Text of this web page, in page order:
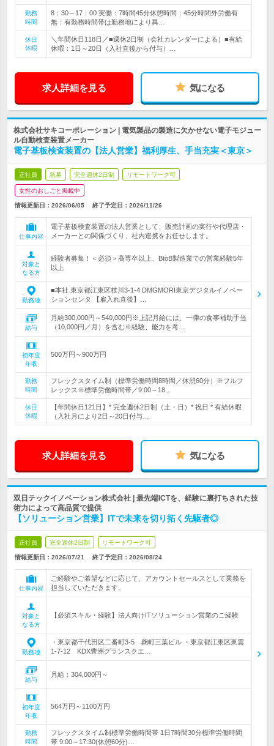
勤務
時間
8：30～17：00 実働：7時間45分休憩時間：45分時間外労働有
無：有勤務時間帯は勤務地により異…
休日
休暇
＼年間休日118日／■週休2日制（会社カレンダーによる）■有給
休暇：1日～20日（入社直後から付与）…
求人詳細を見る 気になる
株式会社サキコーポレーション | 電気製品の製造に欠かせない電子モジュー
ル自動検査装置メーカー
電子基板検査装置の【法人営業】福利厚生、手当充実＜東京＞
正社員 急募 完全週休2日制 リモートワーク可
女性のおしごと掲載中
情報更新日：2026/06/05 終了予定日： 2026/11/26
仕事内容
電子基板検査装置の法人営業として、販売計画の実行や代理店・
メーカーとの関係づくり、社内連携をお任せします。
対象と
なる方
経験者募集！＜必須＞高専卒以上、BtoB製造業での営業経験5年
以上
勤務地
■本社 東京都江東区枝川3-1-4 DMGMORI東京デジタルイノベー
ションセンタ 【雇入れ直後】…
給与
月給300,000円～540,000円※上記月給には、一律の食事補助手当
（10,000円／月）を含む※経験、能力を考…
初年度
年収
500万円～900万円
勤務
時間
フレックスタイム制（標準労働時間8時間／休憩60分）※フルフ
レックス※標準労働時間帯／9:00～18…
休日
休暇
【年間休日121日】* 完全週休2日制（土・日）* 祝日 * 有給休暇
（入社月により2日～20日付与…
求人詳細を見る 気になる
双日テックイノベーション株式会社 | 最先端ICTを、経験に裏打ちされた技
術力によって高品質で提供
【ソリューション営業】ITで未来を切り拓く先駆者◎
正社員 完全週休2日制 リモートワーク可
情報更新日：2026/07/21 終了予定日： 2026/08/24
仕事内容
ご経験やご希望などに応じて、アカウントセールスとして業務を
担当していただきます。
対象と
なる方
【必須スキル・経験】法人向けITソリューション営業のご経験
勤務地
・東京都千代田区二番町3-5 麹町三葉ビル ・東京都江東区東雲
1-7-12 KDX豊洲グランスクエ…
給与
月給：304,000円～
初年度
年収
564万円～1100万円
勤務
時間
フレックスタイム制標準労働時間帯 1日7時間30分標準労働時間
帯 9:00～17:30(休憩60分)…